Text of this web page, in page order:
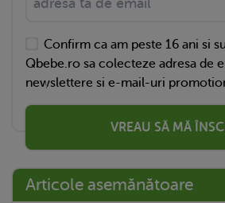
Confirm ca am peste 16 ani si
Qbebe.ro sa colecteze adresa de
newslettere si e-mail-uri
VREAU SĂ MĂ
Articole asemănătoare